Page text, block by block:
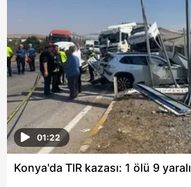
01:22
Konya'da TIR kazası: 1 ölü 9 yaralı